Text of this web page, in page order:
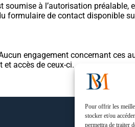
Pour offrir les
stocker et/ou
permettra de traiter
soumise à l’autorisation préalable,
formulaire de contact disponible
engagement concernant ces
accès de ceux-ci.